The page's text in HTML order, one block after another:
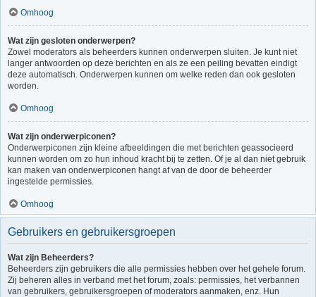
Omhoog
Wat zijn gesloten onderwerpen?
Zowel moderators als beheerders kunnen onderwerpen sluiten. Je kunt niet
langer antwoorden op deze berichten en als ze een peiling bevatten eindigt
deze automatisch. Onderwerpen kunnen om welke reden dan ook gesloten
worden.
Omhoog
Wat zijn onderwerpiconen?
Onderwerpiconen zijn kleine afbeeldingen die met berichten geassocieerd
kunnen worden om zo hun inhoud kracht bij te zetten. Of je al dan niet gebruik
kan maken van onderwerpiconen hangt af van de door de beheerder
ingestelde permissies.
Omhoog
Gebruikers en gebruikersgroepen
Wat zijn Beheerders?
Beheerders zijn gebruikers die alle permissies hebben over het gehele forum.
Zij beheren alles in verband met het forum, zoals: permissies, het verbannen
van gebruikers, gebruikersgroepen of moderators aanmaken, enz. Hun